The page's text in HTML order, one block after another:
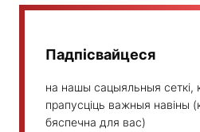
Падпісвайцеся
на нашы сацыяльныя сеткі,
прапусціць важныя навіны
бяспечна для вас)